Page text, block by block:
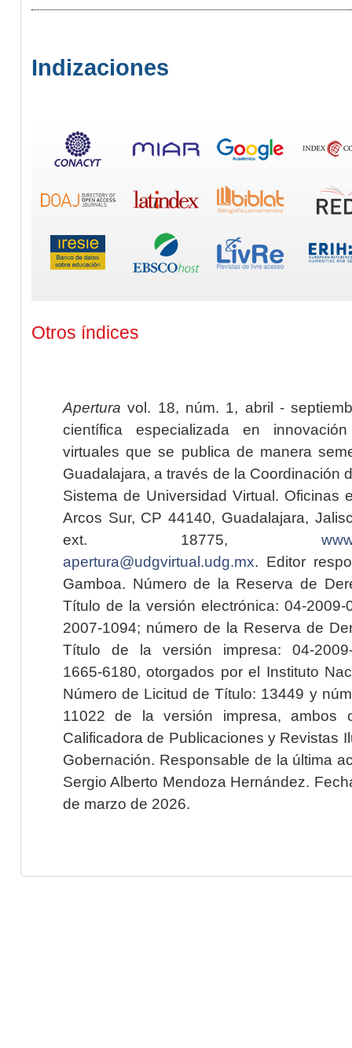
Indizaciones
Otros índices
Apertura vol. 18, núm. 1, abril -
científica especializada en
virtuales que se publica de manera
Guadalajara, a través de la Coordinación
Sistema de Universidad Virtual. Oficinas
Arcos Sur, CP 44140, Guadalajara,
ext. 18775,
apertura@udgvirtual.udg.mx. Editor
Gamboa. Número de la Reserva de
Título de la versión electrónica: 04-2009-
2007-1094; número de la Reserva de
Título de la versión impresa: 04-2009-
1665-6180, otorgados por el Instituto
Número de Licitud de Título: 13449 y
11022 de la versión impresa, ambos
Calificadora de Publicaciones y Revistas
Gobernación. Responsable de la última
Sergio Alberto Mendoza Hernández.
de marzo de 2026.